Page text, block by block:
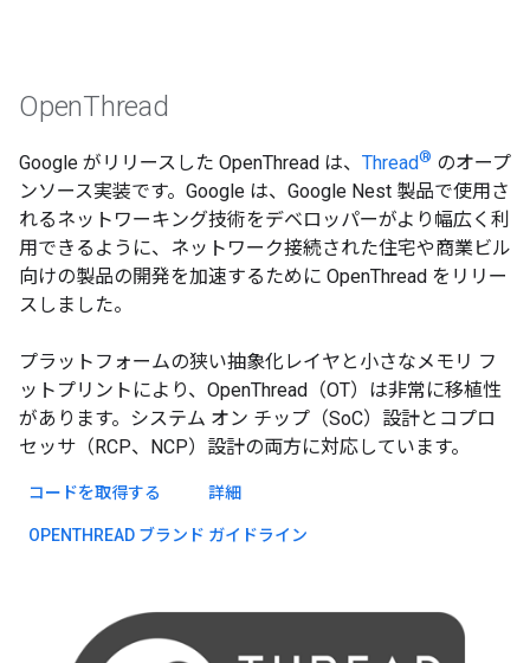
OpenThread
Google がリリースした OpenThread は、 Thread® のオープ
ンソース実装です。Google は、Google Nest 製品で使用さ
れるネットワーキング技術をデベロッパーがより幅広く利
用できるように、ネットワーク接続された住宅や商業ビル
向けの製品の開発を加速するために OpenThread をリリー
スしました。
プラットフォームの狭い抽象化レイヤと小さなメモリ フ
ットプリントにより、OpenThread（OT）は非常に移植性
があります。システム オン チップ（SoC）設計とコプロ
セッサ（RCP、NCP）設計の両方に対応しています。
コードを取得する 詳細
OPENTHREAD ブランド ガイドライン